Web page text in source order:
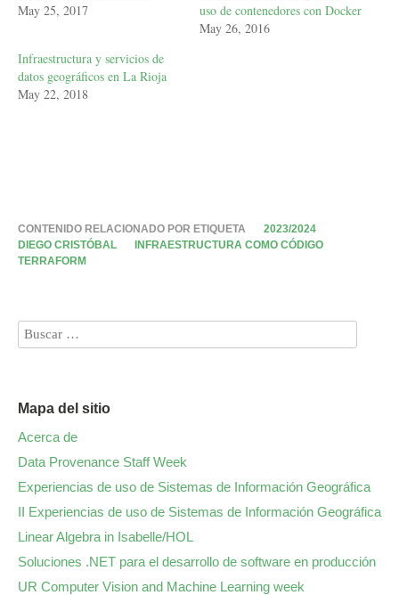
May 25, 2017
uso de contenedores con Docker
May 26, 2016
Infraestructura y servicios de
datos geográficos en La Rioja
May 22, 2018
CONTENIDO RELACIONADO POR ETIQUETA
2023/2024
DIEGO CRISTÓBAL
INFRAESTRUCTURA COMO CÓDIGO
TERRAFORM
Mapa del sitio
Acerca de
Data Provenance Staff Week
Experiencias de uso de Sistemas de Información Geográfica
II Experiencias de uso de Sistemas de Información Geográfica
Linear Algebra in Isabelle/HOL
Soluciones .NET para el desarrollo de software en producción
UR Computer Vision and Machine Learning week